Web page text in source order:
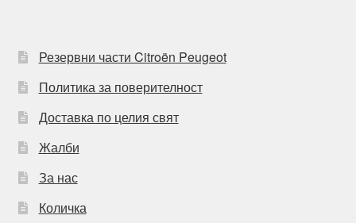
Резервни части Citroën Peugeot
Политика за поверителност
Доставка по целия свят
Жалби
За нас
Количка